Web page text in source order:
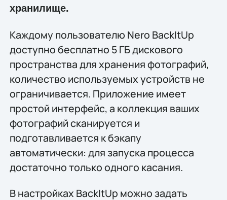
хранилище.
Каждому пользователю Nero BackItUp
доступно бесплатно 5 ГБ дискового
пространства для хранения фотографий,
количество используемых устройств не
ограничивается. Приложение имеет
простой интерфейс, а коллекция ваших
фотографий сканируется и
подготавливается к бэкапу
автоматически: для запуска процесса
достаточно только одного касания.
В настройках BackItUp можно задать